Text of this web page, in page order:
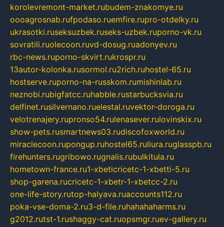
korolevremont-market.rubudem-znakomye.ru
oooagrosnab.rufpodaso.ruemfire.rupro-otdelky.ru
ukrasotki.ruseksuzbek.ruseks-uzbek.ruporno-vk.ru
sovratili.ruolecoon.ruvd-dosug.ruadonyev.ru
rbc-news.ruporno-skvirt.rukrospr.ru
13autor-kolonka.rusormol.ru2rich.ruhostel-65.ru
hostserve.ruporno-na-russkom.rumishinlab.ru
neznobi.rubigfatcc.ruhabble.rustarbucksvia.ru
delfinet.rusilvernano.ruelestal.ruvektor-doroga.ru
velotrenajery.rupronso54.rulenasever.rulovinskix.ru
show-pets.rusmartnews03.rudiscofoxworld.ru
miraclecoon.rupongup.ruhostel65.ruliura.ruglasspb.ru
firehunters.rugribowo.rugnalis.rubulkitula.ru
hometown-france.ru1-xbeticricetc-1-xbetti-5.ru
shop-garena.rucricetc-1-xbetr-1-xbetcc-2.ru
one-life-story.rutop-halyava.ruaccounts112.ru
poka-vse-doma-2.ru3-d-file.ruhahahaharms.ru
g2012.rutst-1.rushaggy-cat.ruopsmgr.ruev-gallery.ru